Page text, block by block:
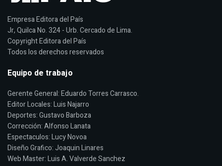
Empresa Editora del País
Jr, Quilca No. 324 - Urb. Cercado de Lima.
Copyright Editora del País
Todos los derechos reservados
Equipo de trabajo
Gerente General: Eduardo Torres Carrasco.
Editor Locales: Luis Najarro
Deportes: Gustavo Barboza
Corrección: Alfonso Lanata
Espectaculos: Lucy Novoa
Diseño Grafico: Joaquin Linares
Web Master: Luis A. Valverde Sanchez